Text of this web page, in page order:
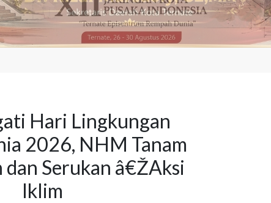
Hari Lingkungan
2026, NHM Tanam
dan Serukan â€ŽAksi
Iklim